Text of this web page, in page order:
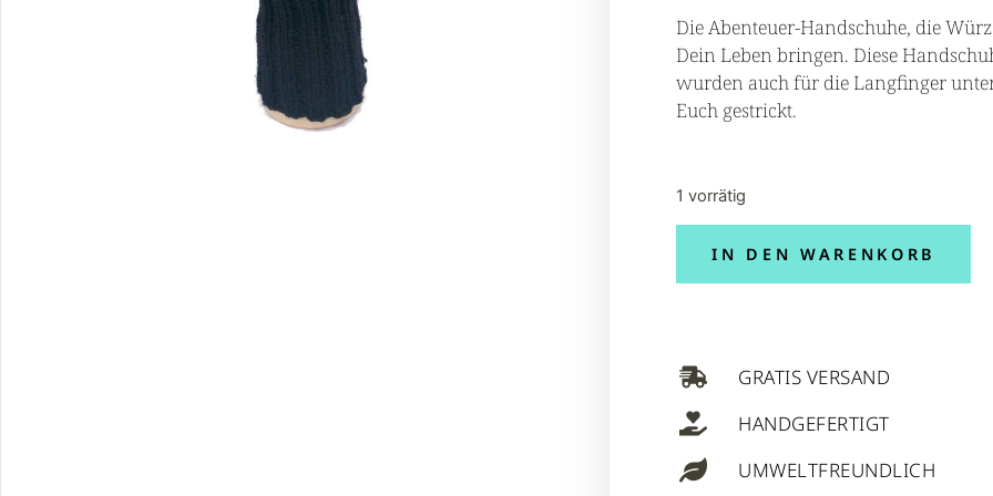
Die Abenteuer-Handschuhe, die
Dein Leben bringen. Diese
wurden auch für die Langfinger
Euch gestrickt.
1 vorrätig
IN DEN WARENKORB
GRATIS VERSAND
HANDGEFERTIGT
UMWELTFREUNDLICH